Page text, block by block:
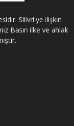
Silivri'ye ilişkin
Basın ilke ve ahlak